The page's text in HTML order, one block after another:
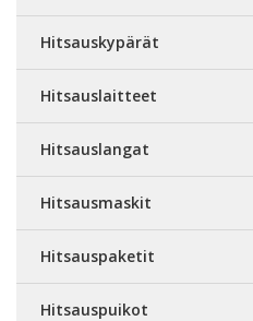
Hitsauskypärät
Hitsauslaitteet
Hitsauslangat
Hitsausmaskit
Hitsauspaketit
Hitsauspuikot